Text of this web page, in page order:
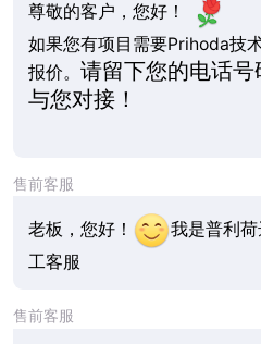
尊敬的客户，您好！
如果您有项目需要Prihoda技
报价。 请留下您的电话
与您对接！
售前客服
老板，您好！
我是普利荷
工客服
售前客服